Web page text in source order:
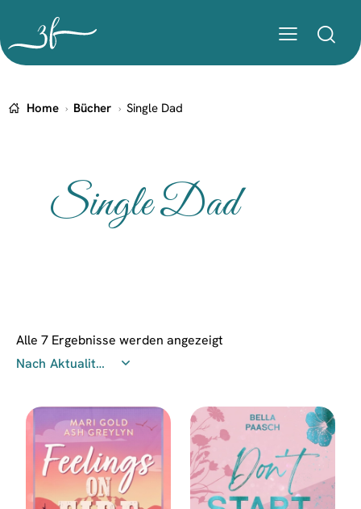
Home Bücher Single Dad
Single Dad
Alle 7 Ergebnisse werden angezeigt